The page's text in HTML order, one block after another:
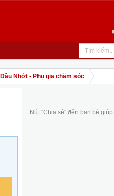
Dầu Nhớt - Phụ gia chăm sóc
Nút "Chia sẻ" đến bạn bè